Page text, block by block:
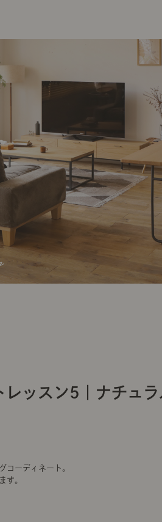
レッスン5｜ナチュ
コーディネート。
す。